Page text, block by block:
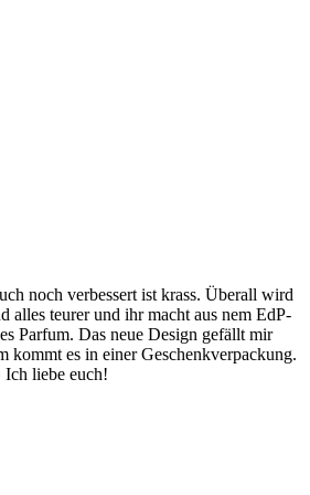
noch verbessert ist krass. Überall wird
alles teurer und ihr macht aus nem EdP-
Parfum. Das neue Design gefällt mir
kommt es in einer Geschenkverpackung.
liebe euch!